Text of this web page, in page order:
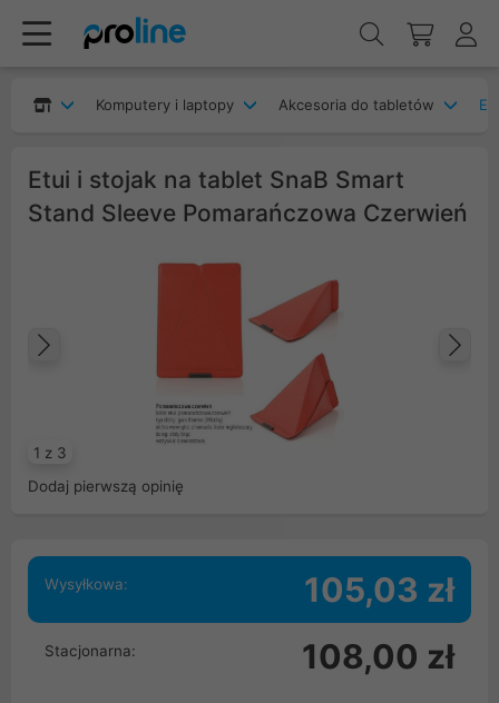
Komputery i laptopy Akcesoria do tabletów
Etui i stojak na tablet SnaB Smart
Stand Sleeve Pomarańczowa Czerwień
1 z 3
Poprzedni
Dodaj pierwszą opinię
Wysyłkowa: 105,03 zł
Stacjonarna: 108,00 zł